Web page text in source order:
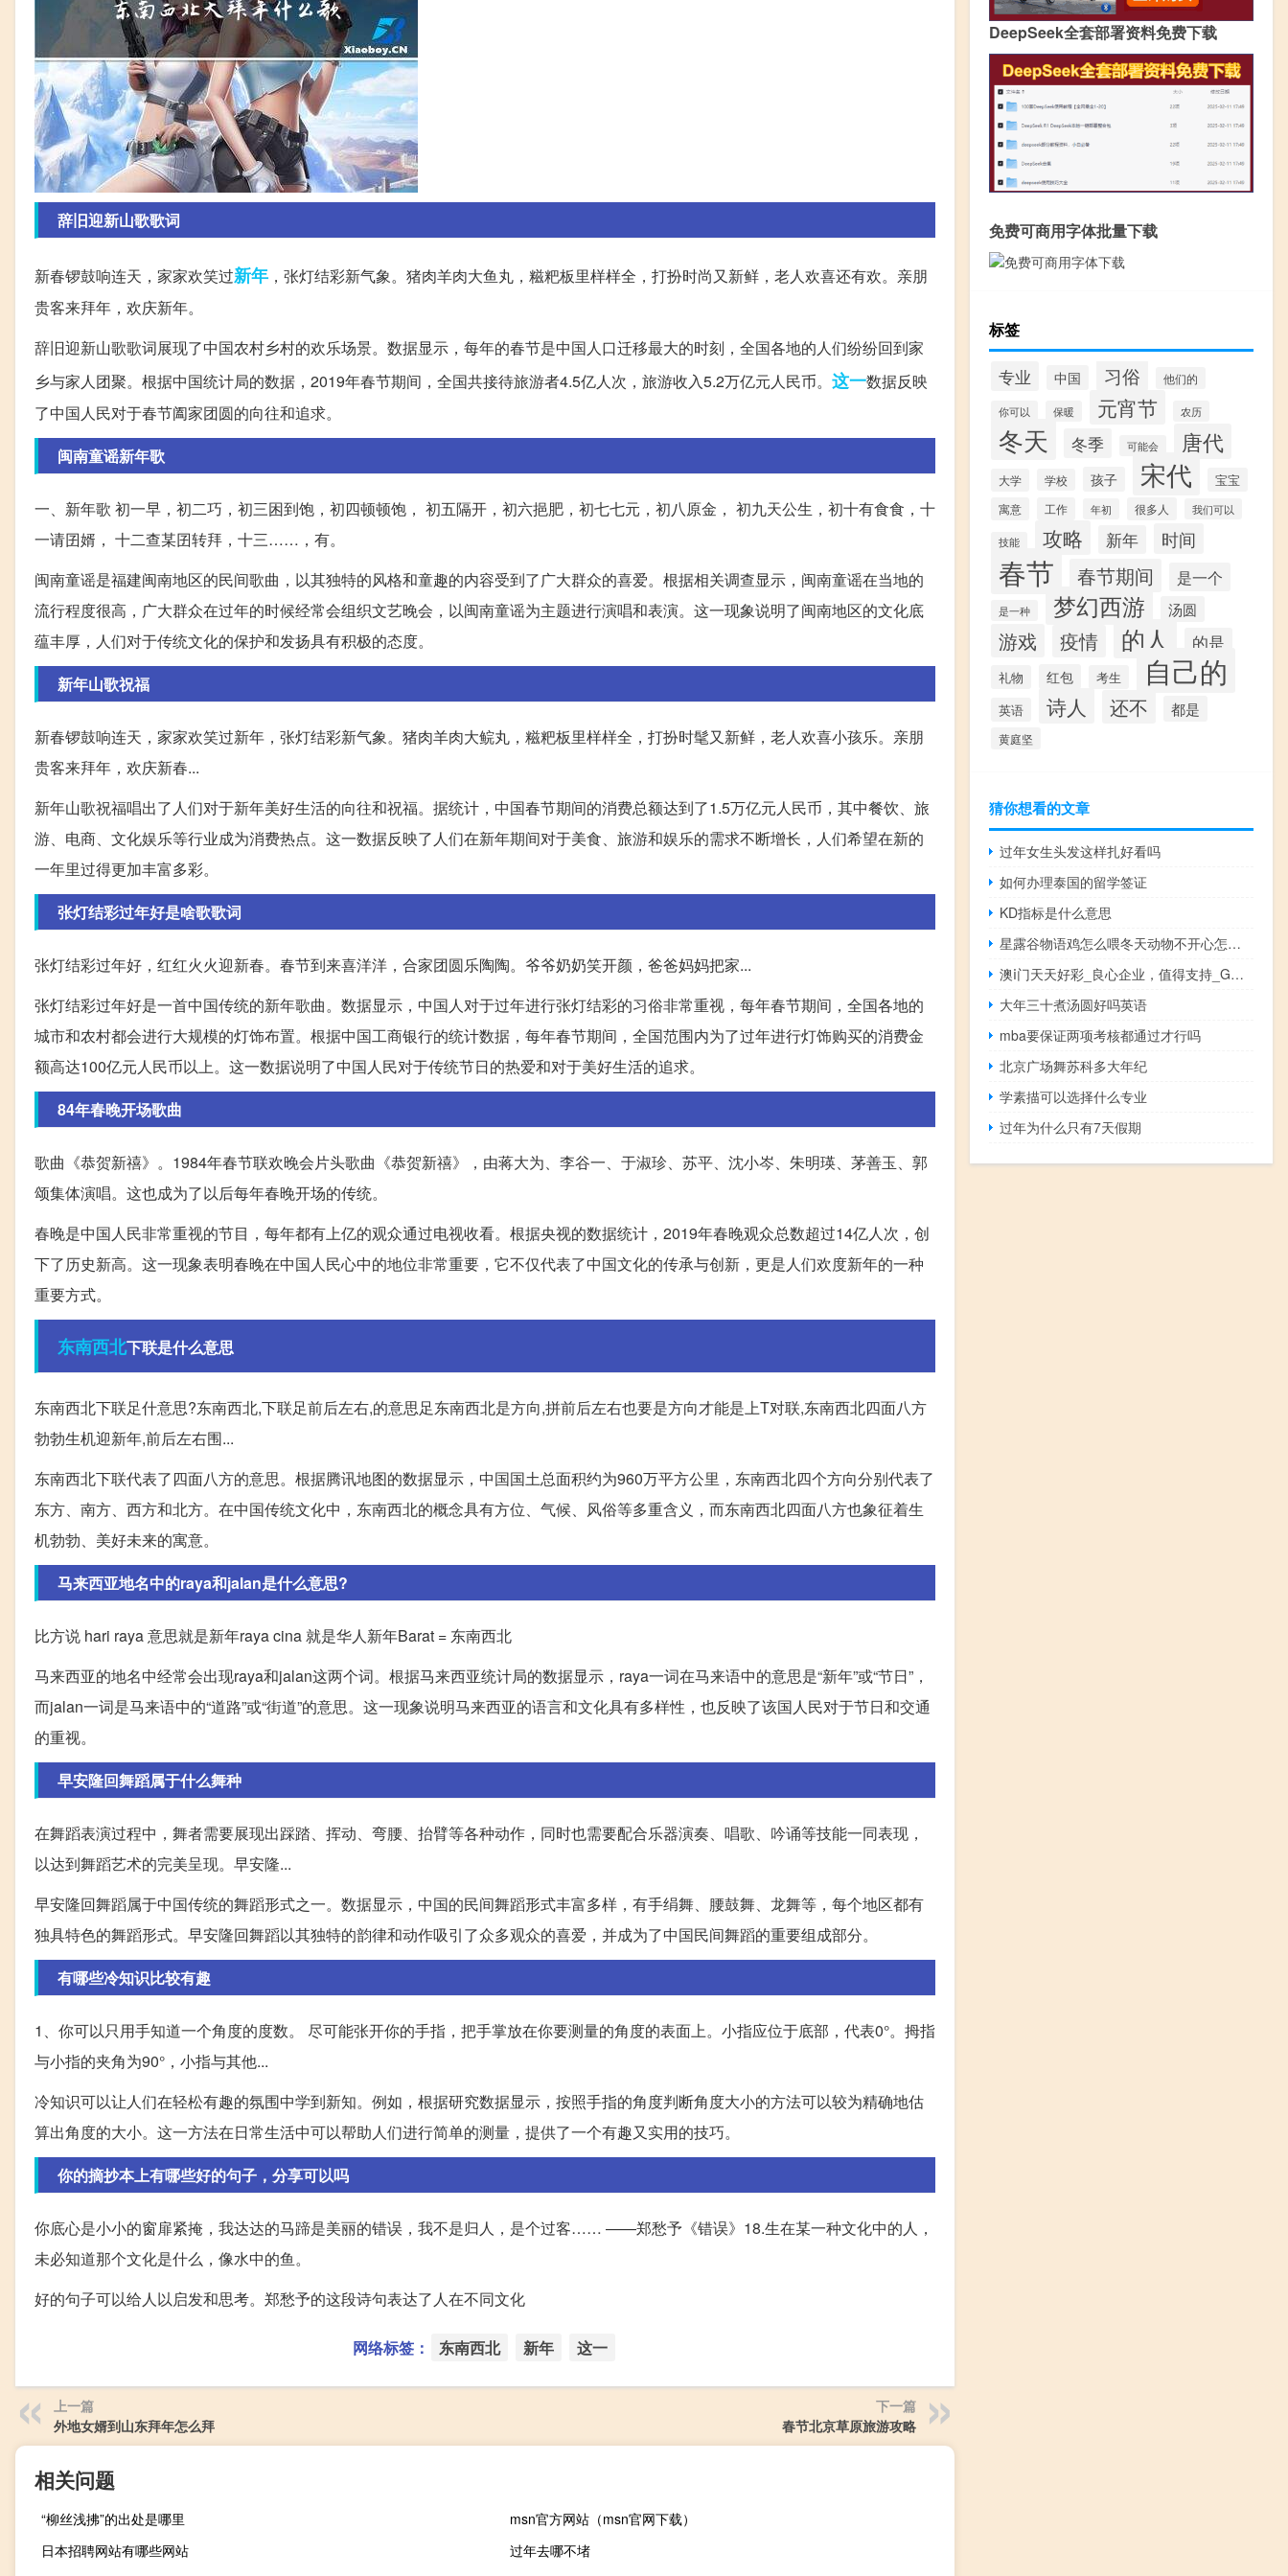
辞旧迎新山歌歌词
新春锣鼓响连天，家家欢笑过新年 ，张灯结彩新气象。猪肉羊肉大鱼丸，糍粑板里样样全，打扮时尚又新鲜，老人欢喜还有欢。亲朋
贵客来拜年，欢庆新年。
辞旧迎新山歌歌词展现了中国农村乡村的欢乐场景。数据显示，每年的春节是中国人口迁移最大的时刻，全国各地的人们纷纷回到家
乡与家人团聚。根据中国统计局的数据，2019年春节期间，全国共接待旅游者4.5亿人次，旅游收入5.2万亿元人民币。 这一数据反映
了中国人民对于春节阖家团圆的向往和追求。
闽南童谣新年歌
一、新年歌 初一早，初二巧，初三困到饱，初四顿顿饱， 初五隔开，初六挹肥，初七七元，初八原金， 初九天公生，初十有食食，十
一请囝婿， 十二查某囝转拜，十三……，有。
闽南童谣是福建闽南地区的民间歌曲，以其独特的风格和童趣的内容受到了广大群众的喜爱。根据相关调查显示，闽南童谣在当地的
流行程度很高，广大群众在过年的时候经常会组织文艺晚会，以闽南童谣为主题进行演唱和表演。这一现象说明了闽南地区的文化底
蕴丰厚，人们对于传统文化的保护和发扬具有积极的态度。
新年山歌祝福
新春锣鼓响连天，家家欢笑过新年，张灯结彩新气象。猪肉羊肉大鲩丸，糍粑板里样样全，打扮时髦又新鲜，老人欢喜小孩乐。亲朋
贵客来拜年，欢庆新春...
新年山歌祝福唱出了人们对于新年美好生活的向往和祝福。据统计，中国春节期间的消费总额达到了1.5万亿元人民币，其中餐饮、旅
游、电商、文化娱乐等行业成为消费热点。这一数据反映了人们在新年期间对于美食、旅游和娱乐的需求不断增长，人们希望在新的
一年里过得更加丰富多彩。
张灯结彩过年好是啥歌歌词
张灯结彩过年好，红红火火迎新春。春节到来喜洋洋，合家团圆乐陶陶。爷爷奶奶笑开颜，爸爸妈妈把家...
张灯结彩过年好是一首中国传统的新年歌曲。数据显示，中国人对于过年进行张灯结彩的习俗非常重视，每年春节期间，全国各地的
城市和农村都会进行大规模的灯饰布置。根据中国工商银行的统计数据，每年春节期间，全国范围内为了过年进行灯饰购买的消费金
额高达100亿元人民币以上。这一数据说明了中国人民对于传统节日的热爱和对于美好生活的追求。
84年春晚开场歌曲
歌曲《恭贺新禧》。1984年春节联欢晚会片头歌曲《恭贺新禧》，由蒋大为、李谷一、于淑珍、苏平、沈小岑、朱明瑛、茅善玉、郭
颂集体演唱。这也成为了以后每年春晚开场的传统。
春晚是中国人民非常重视的节目，每年都有上亿的观众通过电视收看。根据央视的数据统计，2019年春晚观众总数超过14亿人次，创
下了历史新高。这一现象表明春晚在中国人民心中的地位非常重要，它不仅代表了中国文化的传承与创新，更是人们欢度新年的一种
重要方式。
东南西北下联是什么意思
东南西北下联足什意思?东南西北,下联足前后左右,的意思足东南西北是方向,拼前后左右也要是方向才能是上T对联,东南西北四面八方
勃勃生机迎新年,前后左右围...
东南西北下联代表了四面八方的意思。根据腾讯地图的数据显示，中国国土总面积约为960万平方公里，东南西北四个方向分别代表了
东方、南方、西方和北方。在中国传统文化中，东南西北的概念具有方位、气候、风俗等多重含义，而东南西北四面八方也象征着生
机勃勃、美好未来的寓意。
马来西亚地名中的raya和jalan是什么意思?
比方说 hari raya 意思就是新年raya cina 就是华人新年Barat = 东南西北
马来西亚的地名中经常会出现raya和jalan这两个词。根据马来西亚统计局的数据显示，raya一词在马来语中的意思是“新年”或“节日”，
而jalan一词是马来语中的“道路”或“街道”的意思。这一现象说明马来西亚的语言和文化具有多样性，也反映了该国人民对于节日和交通
的重视。
早安隆回舞蹈属于什么舞种
在舞蹈表演过程中，舞者需要展现出踩踏、挥动、弯腰、抬臂等各种动作，同时也需要配合乐器演奏、唱歌、吟诵等技能一同表现，
以达到舞蹈艺术的完美呈现。早安隆...
早安隆回舞蹈属于中国传统的舞蹈形式之一。数据显示，中国的民间舞蹈形式丰富多样，有手绢舞、腰鼓舞、龙舞等，每个地区都有
独具特色的舞蹈形式。早安隆回舞蹈以其独特的韵律和动作吸引了众多观众的喜爱，并成为了中国民间舞蹈的重要组成部分。
有哪些冷知识比较有趣
1、你可以只用手知道一个角度的度数。 尽可能张开你的手指，把手掌放在你要测量的角度的表面上。小指应位于底部，代表0°。拇指
与小指的夹角为90°，小指与其他...
冷知识可以让人们在轻松有趣的氛围中学到新知。例如，根据研究数据显示，按照手指的角度判断角度大小的方法可以较为精确地估
算出角度的大小。这一方法在日常生活中可以帮助人们进行简单的测量，提供了一个有趣又实用的技巧。
你的摘抄本上有哪些好的句子，分享可以吗
你底心是小小的窗扉紧掩，我达达的马蹄是美丽的错误，我不是归人，是个过客…… ——郑愁予《错误》18.生在某一种文化中的人，
未必知道那个文化是什么，像水中的鱼。
好的句子可以给人以启发和思考。郑愁予的这段诗句表达了人在不同文化
网络标签： 东南西北 新年 这一
上一篇
外地女婿到山东拜年怎么拜
下一篇
春节北京草原旅游攻略
相关问题
“柳丝浅拂”的出处是哪里
msn官方网站（msn官网下载）
日本招聘网站有哪些网站
过年去哪不堵
DeepSeek全套部署资料免费下载
免费可商用字体批量下载
标签
专业 中国 习俗 他们的
你可以 保暖 元宵节 农历
冬天 冬季 可能会 唐代
大学 学校 孩子 宋代 宝宝
寓意 工作 年初 很多人 我们可以
技能 攻略 新年 时间
春节 春节期间 是一个
是一种 梦幻西游 汤圆
游戏 疫情 的人 的是
礼物 红包 考生 自己的
英语 诗人 还不 都是
黄庭坚
猜你想看的文章
过年女生头发这样扎好看吗
如何办理泰国的留学签证
KD指标是什么意思
星露谷物语鸡怎么喂冬天动物不开心怎么办（星露谷物语鸡怎么喂）
澳ⅰ门天天好彩_良心企业，值得支持_GM版v93.45.82
大年三十煮汤圆好吗英语
mba要保证两项考核都通过才行吗
北京广场舞苏科多大年纪
学素描可以选择什么专业
过年为什么只有7天假期